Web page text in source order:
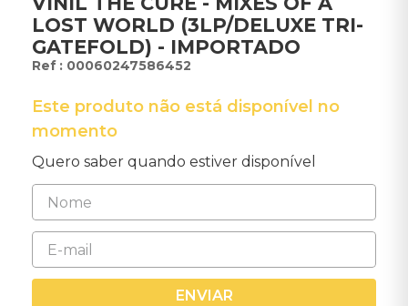
LOST WORLD (3LP/DELUXE TRI-
GATEFOLD) - IMPORTADO
: 00060247586452
Este produto não está disponível no
momento
Quero saber quando estiver disponível
ENVIAR